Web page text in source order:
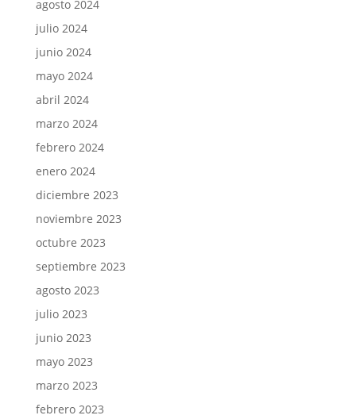
agosto 2024
julio 2024
junio 2024
mayo 2024
abril 2024
marzo 2024
febrero 2024
enero 2024
diciembre 2023
noviembre 2023
octubre 2023
septiembre 2023
agosto 2023
julio 2023
junio 2023
mayo 2023
marzo 2023
febrero 2023